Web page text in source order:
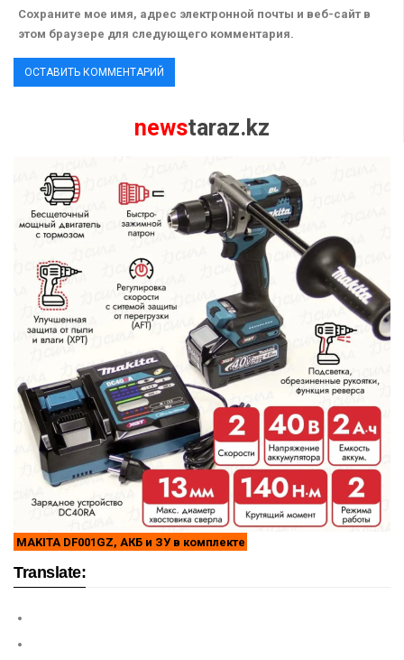
Сохраните мое имя, адрес электронной почты и веб-сайт в
этом браузере для следующего комментария.
newstaraz.kz
MAKITA DF001GZ, АКБ и ЗУ в комплекте
Translate: